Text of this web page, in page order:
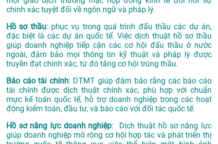
chính xác tuyệt đối về ngôn ngữ và pháp lý.
Hồ sơ thầu: phục vụ trong quá trình đấu thầu các dự án,
đặc biệt là các dự án quốc tế. Việc dịch thuật hồ sơ thầu
giúp doanh nghiệp tiếp cận các cơ hội đấu thầu ở nước
ngoài, đảm bảo mọi thông tin kỹ thuật và pháp lý được
truyền đạt chính xác, từ đó tăng cơ hội trúng thầu.
Báo cáo tài chính: DTMT giúp đảm bảo rằng các báo cáo
tài chính được dịch thuật chính xác, phù hợp với chuẩn
mực kế toán quốc tế, hỗ trợ doanh nghiệp trong các hoạt
động kiểm toán, đầu tư, và báo cáo với đối tác quốc tế.
Hồ sơ năng lực doanh nghiệp: Dịch thuật hồ sơ năng lực
giúp doanh nghiệp mở rộng cơ hội hợp tác và phát triển thị